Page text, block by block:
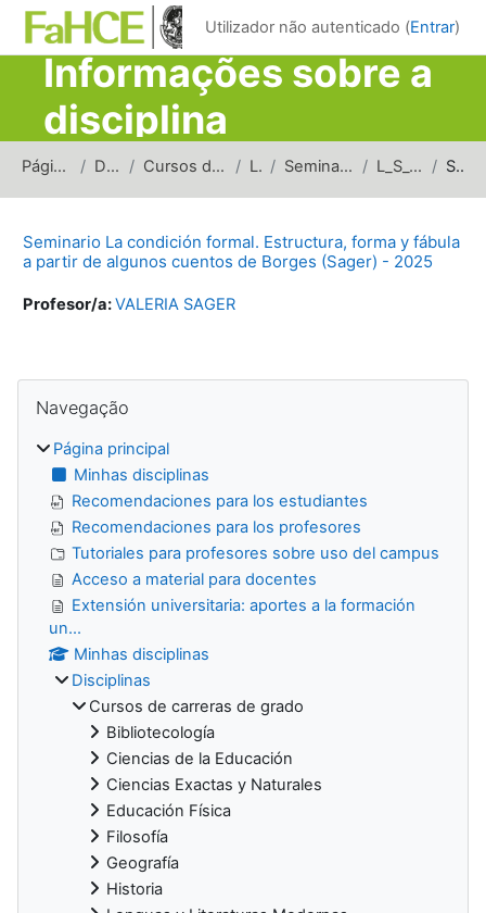
Ir para o conteúdo principal
Utilizador não autenticado (Entrar)
Informações sobre a
disciplina
Página principal Disciplinas Cursos de carreras de grado Letras Seminarios y Talleres (L) L_S_CFEFF_2025 Sumário
Seminario La condición formal. Estructura, forma y fábula
a partir de algunos cuentos de Borges (Sager) - 2025
Profesor/a:VALERIA SAGER
Blocos
Navegação
Página principal
Minhas disciplinas
Recomendaciones para los estudiantes
Recomendaciones para los profesores
Tutoriales para profesores sobre uso del campus
Acceso a material para docentes
Extensión universitaria: aportes a la formación
un...
Minhas disciplinas
Disciplinas
Cursos de carreras de grado
Bibliotecología
Ciencias de la Educación
Ciencias Exactas y Naturales
Educación Física
Filosofía
Geografía
Historia